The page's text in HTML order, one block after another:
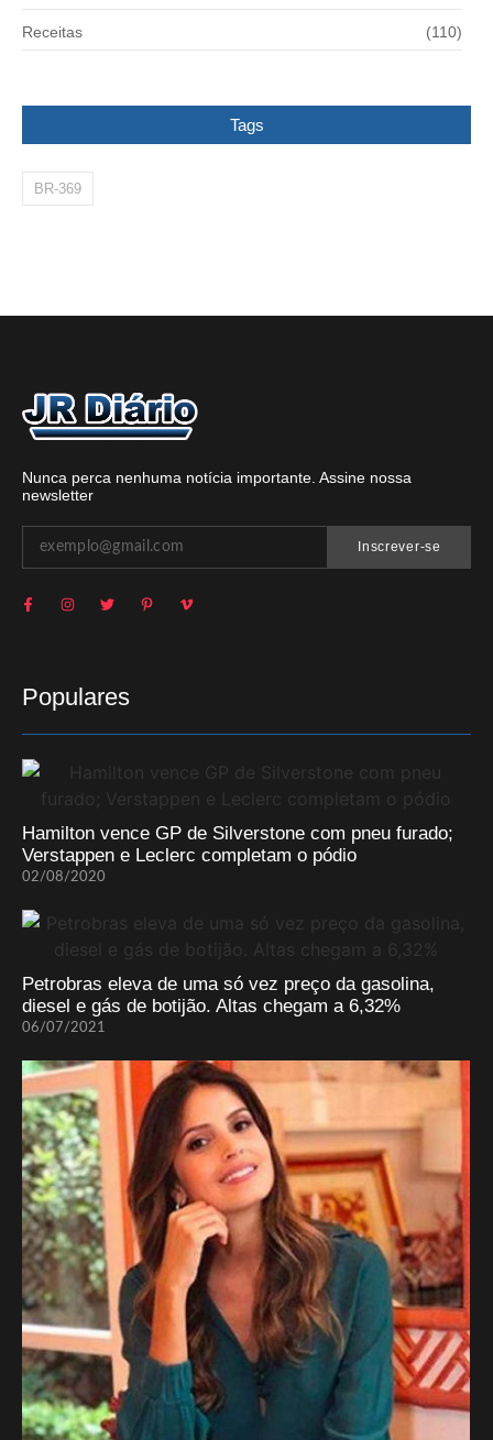
Receitas (110)
Tags
BR-369
Nunca perca nenhuma notícia importante. Assine nossa
newsletter
Inscrever-se
Populares
Hamilton vence GP de Silverstone com pneu furado;
Verstappen e Leclerc completam o pódio
02/08/2020
Petrobras eleva de uma só vez preço da gasolina,
diesel e gás de botijão. Altas chegam a 6,32%
06/07/2021